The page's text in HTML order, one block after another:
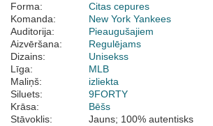
Forma:
Citas cepures
Komanda:
New York Yankees
Auditorija:
Pieaugušajiem
Aizvēršana:
Regulējams
Dizains:
Unisekss
Līga:
MLB
Maliņš:
izliekta
Siluets:
9FORTY
Krāsa:
Bēšs
Stāvoklis:
Jauns; 100% autentisks